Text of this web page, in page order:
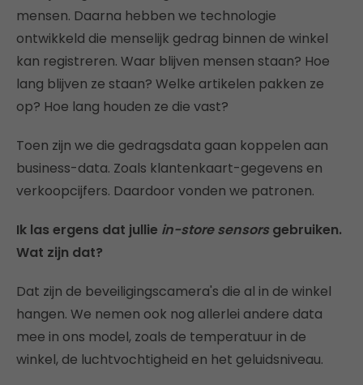
mensen. Daarna hebben we technologie
ontwikkeld die menselijk gedrag binnen de winkel
kan registreren. Waar blijven mensen staan? Hoe
lang blijven ze staan? Welke artikelen pakken ze
op? Hoe lang houden ze die vast?
Toen zijn we die gedragsdata gaan koppelen aan
business-data. Zoals klantenkaart-gegevens en
verkoopcijfers. Daardoor vonden we patronen.
Ik las ergens dat jullie in-store sensorsgebruiken.
Wat zijn dat?
Dat zijn de beveiligingscamera's die al in de winkel
hangen. We nemen ook nog allerlei andere data
mee in ons model, zoals de temperatuur in de
winkel, de luchtvochtigheid en het geluidsniveau.